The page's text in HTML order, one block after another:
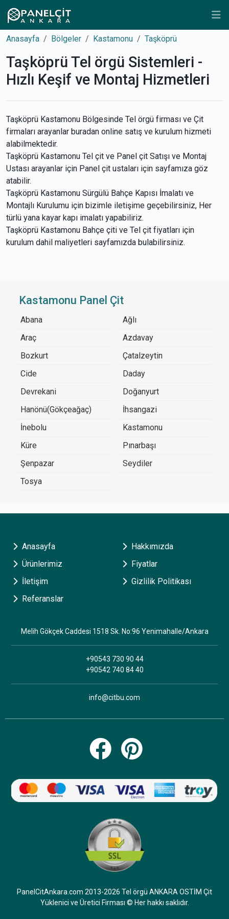
Anasayfa Bölgeler Kastamonu Taşköprü
Taşköprü Tel örgü Sistemleri -
Hızlı Keşif ve Montaj Hizmetleri
Taşköprü Kastamonu Bölgesinde Tel örgü firması ve Çit
firmaları arayanlar buradan online satış ve kurulum hizmeti
alabilmektedir.
Taşköprü Kastamonu Tel çit ve Panel çit Satışı ve Montaj
Ustası arayanlar için Panel çit ustaları için sayfamıza göz
atabilir.
Taşköprü Kastamonu Sürgülü Bahçe Kapısı İmalatı ve
Montajlı Kurulumu için bizimle iletişime geçebilirsiniz, Her
türlü yana kayar kapı imalatı yapabiliriz.
Taşköprü Kastamonu Bahçe çiti ve Tel çit fiyatları için
kurulum dahil maliyetleri sayfamızda bulabilirsiniz.
Kastamonu Panel Çit
Abana
Ağlı
Araç
Azdavay
Bozkurt
Çatalzeytin
Cide
Daday
Devrekani
Doğanyurt
Hanönü(Gökçeağaç)
İhsangazi
İnebolu
Kastamonu
Küre
Pınarbaşı
Şenpazar
Seydiler
Tosya
Anasayfa
Hakkımızda
Ürünlerimiz
Fiyatlar
İletişim
Gizlilik Politikası
Referanslar
Melih Gökçek Caddesi 1518 Sk. No:96 Yenimahalle/Ankara
+90543 730 90 44
+90542 740 84 40
info@citbu.com
PanelCitAnkara.com 2013-2026 Tel örgü ANKARA OSTİM Çit
Yüklenici ve Üretici Firması © Her hakkı saklıdır.